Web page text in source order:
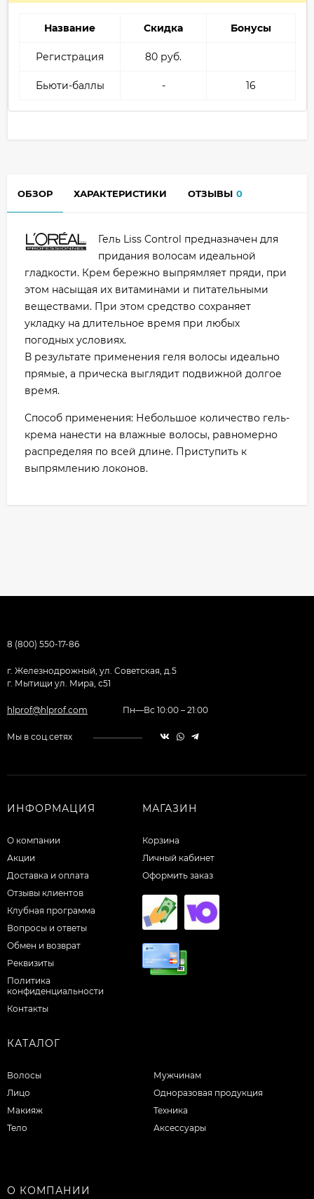
Название Скидка Бонусы
Регистрация 80 руб.
Бьюти-баллы - 16
ОБЗОР ХАРАКТЕРИСТИКИ ОТЗЫВЫ 0
Гель Liss Control предназначен для
придания волосам идеальной
гладкости. Крем бережно выпрямляет пряди, при
этом насыщая их витаминами и питательными
веществами. При этом средство сохраняет
укладку на длительное время при любых
погодных условиях.
В результате применения геля волосы идеально
прямые, а прическа выглядит подвижной долгое
время.
Способ применения: Небольшое количество гель-
крема нанести на влажные волосы, равномерно
распределяя по всей длине. Приступить к
выпрямлению локонов.
8 (800) 550-17-86
г. Железнодрожный, ул. Советская, д.5
г. Мытищи ул. Мира, с51
hlprof@hlprof.com Пн—Вс 10:00 – 21:00
Мы в соц.сетях
ИНФОРМАЦИЯ
О компании
Акции
Доставка и оплата
Отзывы клиентов
Клубная программа
Вопросы и ответы
Обмен и возврат
Реквизиты
Политика
конфиденциальности
Контакты
МАГАЗИН
Корзина
Личный кабинет
Оформить заказ
КАТАЛОГ
Волосы
Лицо
Макияж
Тело
Мужчинам
Одноразовая продукция
Техника
Аксессуары
О КОМПАНИИ